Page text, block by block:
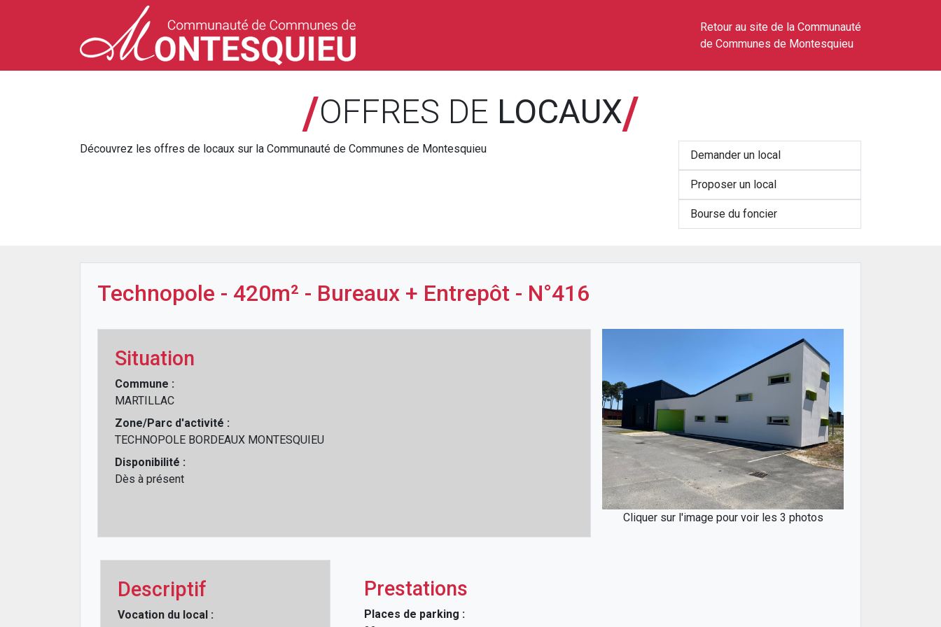
Retour au site de la Communauté
de Communes de Montesquieu
/OFFRES DE LOCAUX/
Découvrez les offres de locaux sur la Communauté de Communes de Montesquieu Demander un local
Proposer un local
Bourse du foncier
Technopole - 420m² - Bureaux + Entrepôt - N°416
Situation
Commune :
MARTILLAC
Zone/Parc d'activité :
TECHNOPOLE BORDEAUX MONTESQUIEU
Disponibilité :
Dès à présent
Cliquer sur l'image pour voir les 3 photos
Descriptif
Vocation du local :
Prestations
Places de parking :